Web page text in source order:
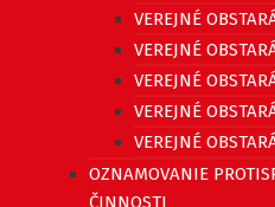
VEREJNÉ
VEREJNÉ
VEREJNÉ
VEREJNÉ
VEREJNÉ
OZNAMOVANIE
ČINNOSTI